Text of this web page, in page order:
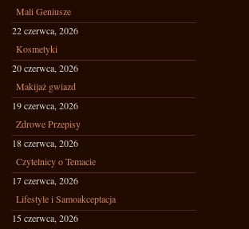
Mali Geniusze
22 czerwca, 2026
Kosmetyki
20 czerwca, 2026
Makijaż gwiazd
19 czerwca, 2026
Zdrowe Przepisy
18 czerwca, 2026
Czytelnicy o Temacie
17 czerwca, 2026
Lifestyle i Samoakceptacja
15 czerwca, 2026